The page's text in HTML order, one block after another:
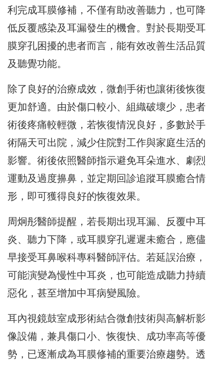
利完成耳膜修補，不僅有助改善聽力，也可降
低反覆感染及耳漏發生的機會。對於長期受耳
膜穿孔困擾的患者而言，能有效改善生活品質
及聽覺功能。
除了良好的治療成效，微創手術也讓術後恢復
更加舒適。由於傷口較小、組織破壞少，患者
術後疼痛較輕微，若恢復情況良好，多數於手
術隔天可出院，減少住院對工作與家庭生活的
影響。術後依照醫師指示避免耳朵進水、劇烈
運動及過度擤鼻，並定期回診追蹤耳膜癒合情
形，即可獲得良好的恢復效果。
周炯彤醫師提醒，若長期出現耳漏、反覆中耳
炎、聽力下降，或耳膜穿孔遲遲未癒合，應儘
早接受耳鼻喉科專科醫師評估。若延誤治療，
可能演變為慢性中耳炎，也可能造成聽力持續
惡化，甚至增加中耳病變風險。
耳內視鏡鼓室成形術結合微創技術與高解析影
像設備，兼具傷口小、恢復快、成功率高等優
勢，已逐漸成為耳膜修補的重要治療趨勢。透